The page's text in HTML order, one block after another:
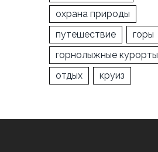
охрана природы
путешествие
горы
горнолыжные курорты
отдых
круиз